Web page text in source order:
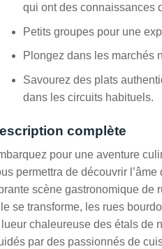
qui ont des connaissances
Petits groupes pour une
Plongez dans les marchés
Savourez des plats
dans les circuits habituels.
complète
pour une aventure
permettra de découvrir
scène gastronomique de
se transforme, les rues
chaleureuse des étals de
par des passionnés de